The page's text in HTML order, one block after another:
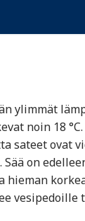
ylimmät
noin 18
sateet ovat
on
vesipedoille